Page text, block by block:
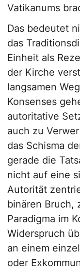
Vatikanums
Das bedeutet
das
Einheit als
der Kirche
langsamen
Konsenses
autoritative
auch zu
das Schisma
gerade die
nicht auf eine
Autorität
binären Bruch,
Paradigma im
Widerspruch
an einem
oder